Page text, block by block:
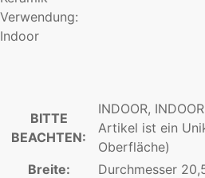
Verwendung:
Indoor
BITTE
BEACHTEN:
INDOOR,
Artikel ist ein
Oberfläche)
Breite:
Durchmesser